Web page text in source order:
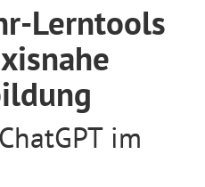
Lerntools
im